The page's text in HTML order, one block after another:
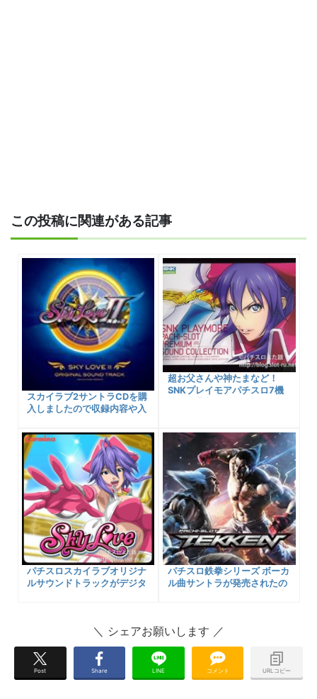
この投稿に関連がある記事
スカイラブ2サントラCDを購
入しましたので収録内容や入
超お父さんや神たまなど！
SNKプレイモアパチスロ7機
ン」CDのご紹介！
パチスロスカイラブオリジナ
ルサウンドトラックがデジタ
連情報盛りだくさんで紹介す
パチスロ鉄拳シリーズ ボーカ
ル曲サントラが発売されたの
Post Share LINE コメント URLコピー